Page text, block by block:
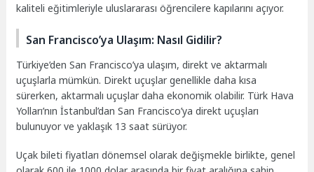
kaliteli eğitimleriyle uluslararası öğrencilere kapılarını açıyor.
San Francisco’ya Ulaşım: Nasıl Gidilir?
Türkiye’den San Francisco’ya ulaşım, direkt ve aktarmalı
uçuşlarla mümkün. Direkt uçuşlar genellikle daha kısa
sürerken, aktarmalı uçuşlar daha ekonomik olabilir. Türk Hava
Yolları’nın İstanbul’dan San Francisco’ya direkt uçuşları
bulunuyor ve yaklaşık 13 saat sürüyor.
Uçak bileti fiyatları dönemsel olarak değişmekle birlikte, genel